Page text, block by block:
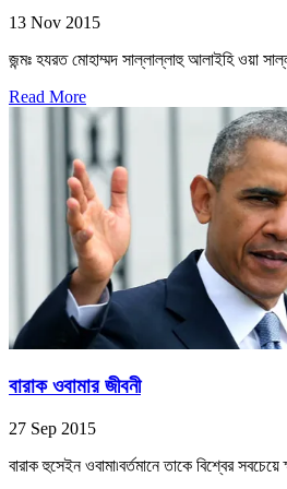
13 Nov 2015
জন্মঃ হযরত মোহাম্মদ সাল্লাল্লাহু আলাইহি ওয়া
Read More
বারাক ওবামার জীবনী
27 Sep 2015
বারাক হুসেইন ওবামা৷বর্তমানে তাকে বিশ্বের